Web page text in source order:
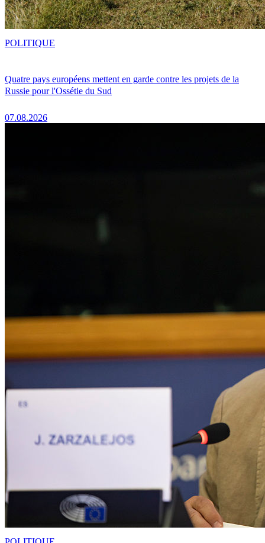
Quatre pays européens mettent en garde contre les projets de la
Russie pour l'Ossétie du Sud
07.08.2026
POLITIQUE